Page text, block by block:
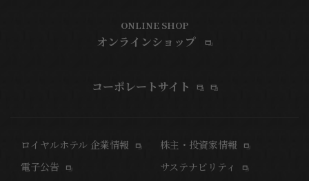
ONLINE SHOP
オンラインショップ
コーポレートサイト
ロイヤルホテル 企業情報
株主・投資家情報
電子公告
サステナビリティ